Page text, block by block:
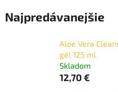
Najpredávanejšie
Aloe Vera
gél 125 ml
Skladom
12,70 €